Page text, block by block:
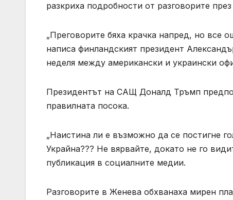
разкриха подробности от разговорите
„Преговорите бяха крачка напред, но все
написа финландският президент
неделя между американски и украински
Президентът на САЩ Доналд Тръмп
правилната посока.
„Наистина ли е възможно да се постигне
Украйна??? Не вярвайте, докато не го
публикация в социалните медии.
Разговорите в Женева обхванаха мирен